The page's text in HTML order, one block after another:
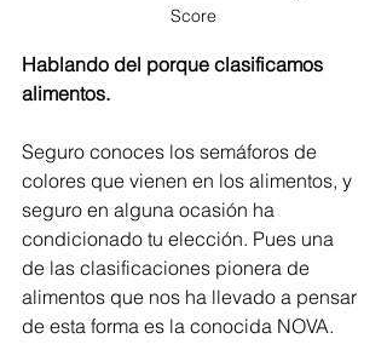
Score
Hablando del porque clasificamos
alimentos.
Seguro conoces los semáforos de
colores que vienen en los alimentos, y
seguro en alguna ocasión ha
condicionado tu elección. Pues una
de las clasificaciones pionera de
alimentos que nos ha llevado a pensar
de esta forma es la conocida NOVA.